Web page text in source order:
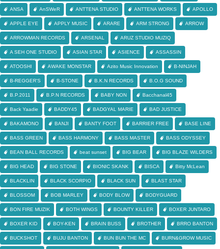
ANSA AnSWeR ANTTENA STUDIO ANTTENA WORKS APOLLO
APPLE EYE APPLY MUSIC ARARE ARM STRONG ARROW
ARROWMAN RECORDS ARSENAL ARUZ STUDIO MUZIQ
A SEH ONE STUDIO ASIAN STAR ASIENCE ASSASSIN
ATOOSHI AWAKE MONSTAR Azito Music Innovation B-NINJAH
B-REGGER'S B-STONE B.K.N RECORDS B.O.G SOUND
B.P.2011 B.P.N RECORDS BABY NON Bacchanal45
Back Yaadie BADDY45 BADGYAL MARIE BAD JUSTICE
BAKAMONO BANJI BANTY FOOT BARRIER FREE BASE LINE
BASS GREEN BASS HARMONY BASS MASTER BASS ODYSSEY
BEAN BALL RECORDS beat sunset BIG BEAR BIG BLAZE WILDERS
BIG HEAD BIG STONE BIONIC SKANK BISCA Bitty McLean
BLACKLIN BLACK SCORPIO BLACK SUN BLAST STAR
BLOSSOM BOB MARLEY BODY BLOW BODYGUARD
BON FIRE MUZIK BOTH WINGS BOUNTY KILLER BOXER JUNTARO
BOXER KID BOY-KEN BRAIN BUSS BROTHER BRRO BANTON
BUCKSHOT BUJU BANTON BUN BUN THE MC BURN&GROW MUSIC